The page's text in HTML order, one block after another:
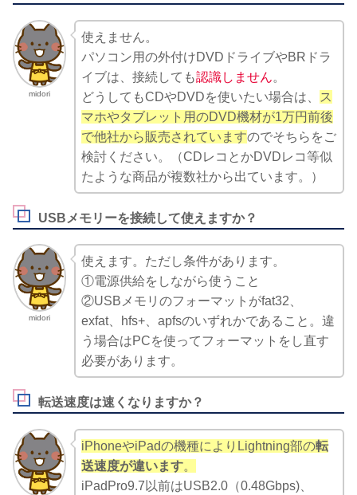
midori
使えません。
パソコン用の外付けDVDドライブやBRドラ
イブは、接続しても認識しません。
どうしてもCDやDVDを使いたい場合は、
ス
マホやタブレット用のDVD機材が1万円前後
で他社から販売されていますのでそちらをご
検討ください。（CDレコとかDVDレコ等似
たような商品が複数社から出ています。）
USBメモリーを接続して使えますか？
midori
使えます。ただし条件があります。
①電源供給をしながら使うこと
②USBメモリのフォーマットがfat32、
exfat、hfs+、apfsのいずれかであること。違
う場合はPCを使ってフォーマットをし直す
必要があります。
転送速度は速くなりますか？
iPhoneやiPadの機種によりLightning部の転
送速度が違います。
iPadPro9.7以前はUSB2.0（0.48Gbps)、